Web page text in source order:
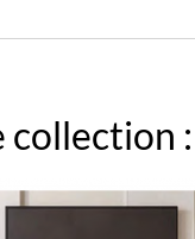
collection :